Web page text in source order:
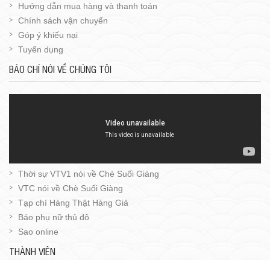
Hướng dẫn mua hàng và thanh toán
Chính sách vận chuyển
Góp ý khiếu nại
Tuyển dụng
BÁO CHÍ NÓI VỀ CHÚNG TÔI
Thời sự VTV1 nói về Chè Suối Giàng
VTC nói về Chè Suối Giàng
Tạp chí Hàng Thật Hàng Giả
Báo phụ nữ thủ đô
Sao online
THÀNH VIÊN